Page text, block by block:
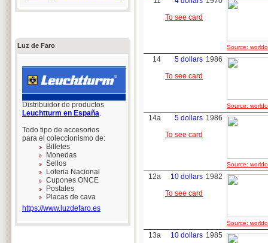
Luz de Faro
Distribuidor de productos
Leuchtturm en España.
Todo tipo de accesorios
para el coleccionismo de:
Billetes
Monedas
Sellos
Loteria Nacional
Cupones ONCE
Postales
Placas de cava
https://www.luzdefaro.es
To see card
Source:
14
5 dollars
To see card
1986
Source:
14a
5 dollars
To see card
1986
Source:
12a
10 dollars
To see card
1982
Source:
13a
10 dollars 1985